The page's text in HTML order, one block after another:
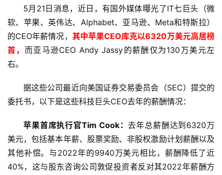
5月21日消息，近日，有国外媒体曝光了IT七巨头（微
软、苹果、英伟达、Alphabet、亚马逊、Meta和特斯拉）
的CEO年薪情况， 其中苹果CEO库克以6320万美元高居榜
首， 而亚马逊CEO Andy Jassy的薪酬仅为130万美元左
右。
据这些公司最近向美国证券交易委员会（SEC）提交的
委托书，以下是这些科技巨头CEO去年的薪酬情况：
苹果首席执行官Tim Cook：去年总薪酬达到6320万
美元，包括基本年薪、股票奖励、非股权激励计划薪酬以及
其他补偿。与2022年的9940万美元相比，薪酬降低了近
40%，这与股东咨询公司敦促投资者反对其2022年薪酬方